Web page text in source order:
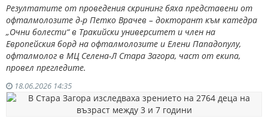
Резултатите от проведения скрининг бяха представени от
офталмолозите д-р Петко Врачев – докторант към катедра
„Очни болести“ в Тракийски университет и член на
Европейския борд на офталмолозите и Елени Пападопулу,
офталмолог в МЦ Селена-Л Стара Загора, част от екипа,
провел прегледите.
18.06.2026 14:35